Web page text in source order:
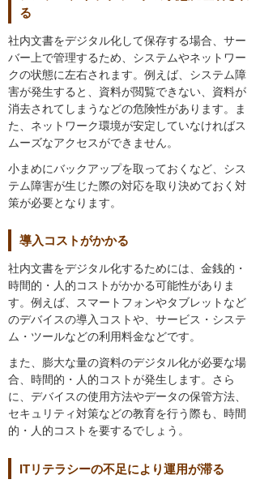
る
社内文書をデジタル化して保存する場合、サー
バー上で管理するため、システムやネットワー
クの状態に左右されます。例えば、システム障
害が発生すると、資料が閲覧できない、資料が
消去されてしまうなどの危険性があります。ま
た、ネットワーク環境が安定していなければス
ムーズなアクセスができません。
小まめにバックアップを取っておくなど、シス
テム障害が生じた際の対応を取り決めておく対
策が必要となります。
導入コストがかかる
社内文書をデジタル化するためには、金銭的・
時間的・人的コストがかかる可能性がありま
す。例えば、スマートフォンやタブレットなど
のデバイスの導入コストや、サービス・システ
ム・ツールなどの利用料金などです。
また、膨大な量の資料のデジタル化が必要な場
合、時間的・人的コストが発生します。さら
に、デバイスの使用方法やデータの保管方法、
セキュリティ対策などの教育を行う際も、時間
的・人的コストを要するでしょう。
ITリテラシーの不足により運用が滞る